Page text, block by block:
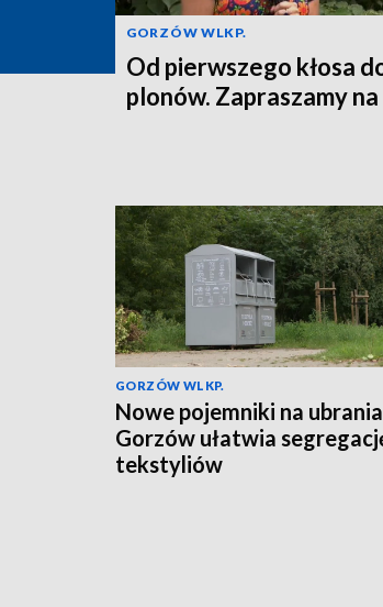
GORZÓW WLKP.
Od pierwszego kłosa
plonów. Zapraszamy
GORZÓW WLKP.
Nowe pojemniki na
Gorzów ułatwia
tekstyliów